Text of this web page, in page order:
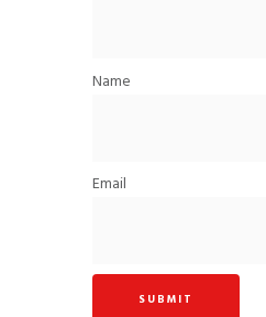
Name
Email